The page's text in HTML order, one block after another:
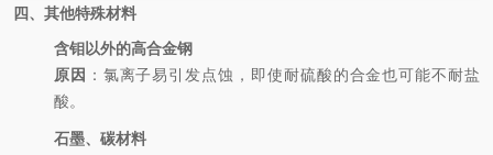
四、其他特殊材料
含钼以外的高合金钢
原因 ：氯离子易引发点蚀，即使耐硫酸的合金也可能不耐盐
酸。
石墨、碳材料